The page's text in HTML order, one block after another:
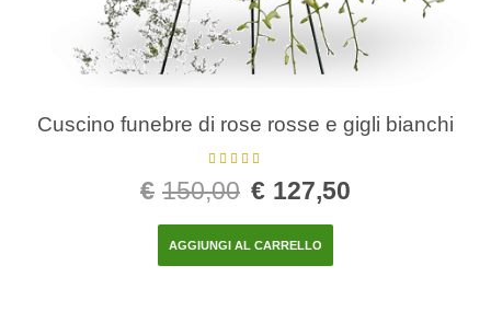
Cuscino funebre di rose rosse e gigli bianchi
su 5
€ 150,00 € 127,50
AGGIUNGI AL CARRELLO